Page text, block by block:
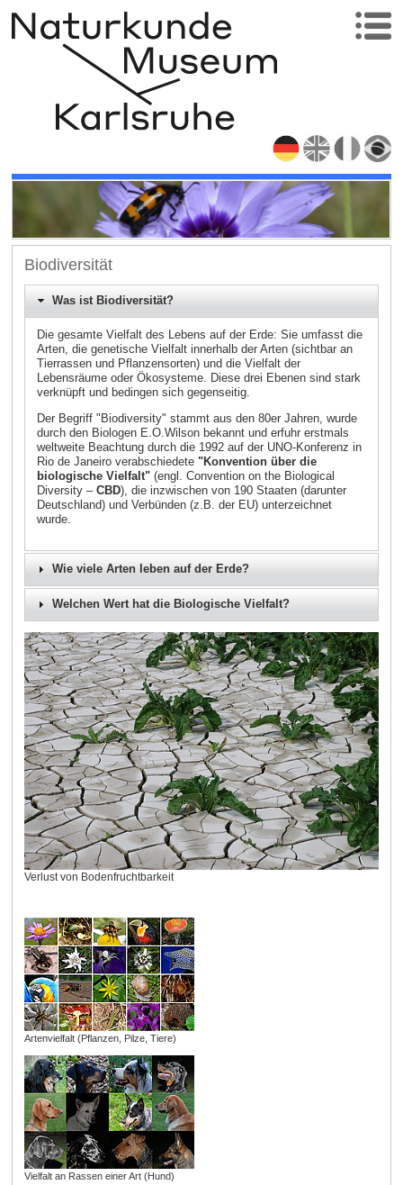
Biodiversität
Was ist Biodiversität?
Die gesamte Vielfalt des Lebens auf der Erde: Sie umfasst die
Arten, die genetische Vielfalt innerhalb der Arten (sichtbar an
Tierrassen und Pflanzensorten) und die Vielfalt der
Lebensräume oder Ökosysteme. Diese drei Ebenen sind stark
verknüpft und bedingen sich gegenseitig.
Der Begriff "Biodiversity" stammt aus den 80er Jahren, wurde
durch den Biologen E.O.Wilson bekannt und erfuhr erstmals
weltweite Beachtung durch die 1992 auf der UNO-Konferenz in
Rio de Janeiro verabschiedete "Konvention über die
biologische Vielfalt"(engl. Convention on the Biological
Diversity – CBD), die inzwischen von 190 Staaten (darunter
Deutschland) und Verbünden (z.B. der EU) unterzeichnet
wurde.
Wie viele Arten leben auf der Erde?
Welchen Wert hat die Biologische Vielfalt?
Verlust von Bodenfruchtbarkeit
Artenvielfalt (Pflanzen, Pilze, Tiere)
Vielfalt an Rassen einer Art (Hund)